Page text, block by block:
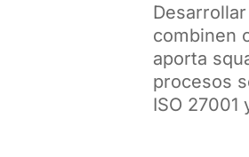
combinen
aporta
procesos
ISO